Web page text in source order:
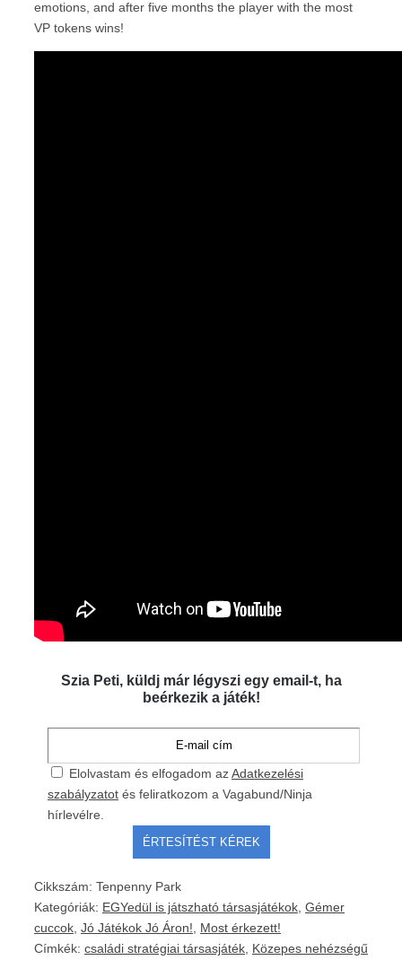
emotions, and after five months the player with the most
VP tokens wins!
Szia Peti, küldj már légyszi egy email-t, ha
beérkezik a játék!
Elolvastam és elfogadom azAdatkezelési
szabályzatot és feliratkozom a Vagabund/Ninja
hírlevélre.
Cikkszám: Tenpenny Park
Kategóriák: EGYedül is játszható társasjátékok Gémer
cuccok Jó Játékok Jó Áron!
Most érkezett!
Címkék: családi stratégiai társasjáték Közepes nehézségű